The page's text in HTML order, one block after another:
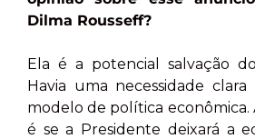
Dilma Rousseff?
Ela é a potencial salvação
Havia uma necessidade
modelo de política econômica.
é se a Presidente deixará a